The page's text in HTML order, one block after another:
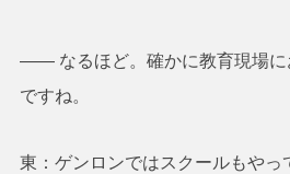
―― なるほど。確かに教育現場に
ですね。
東：ゲンロンではスクールもやっ